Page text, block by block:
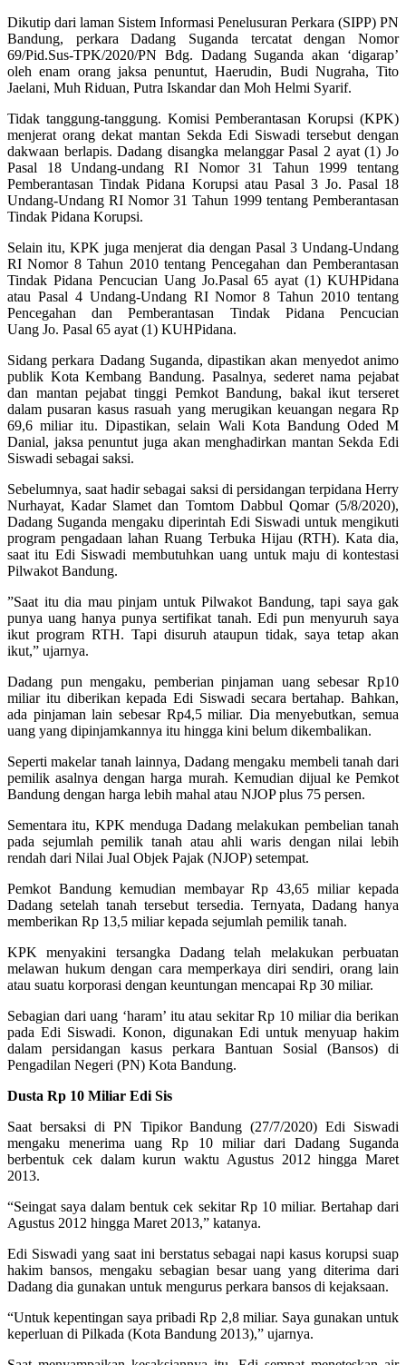
Dikutip dari laman Sistem Informasi Penelusuran Perkara (SIPP) PN
Bandung, perkara Dadang Suganda tercatat dengan Nomor
69/Pid.Sus-TPK/2020/PN Bdg. Dadang Suganda akan ‘digarap’
oleh enam orang jaksa penuntut, Haerudin, Budi Nugraha, Tito
Jaelani, Muh Riduan, Putra Iskandar dan Moh Helmi Syarif.
Tidak tanggung-tanggung. Komisi Pemberantasan Korupsi (KPK)
menjerat orang dekat mantan Sekda Edi Siswadi tersebut dengan
dakwaan berlapis. Dadang disangka melanggar Pasal 2 ayat (1) Jo
Pasal 18 Undang-undang RI Nomor 31 Tahun 1999 tentang
Pemberantasan Tindak Pidana Korupsi atau Pasal 3 Jo. Pasal 18
Undang-Undang RI Nomor 31 Tahun 1999 tentang Pemberantasan
Tindak Pidana Korupsi.
Selain itu, KPK juga menjerat dia dengan Pasal 3 Undang-Undang
RI Nomor 8 Tahun 2010 tentang Pencegahan dan Pemberantasan
Tindak Pidana Pencucian Uang Jo.Pasal 65 ayat (1) KUHPidana
atau Pasal 4 Undang-Undang RI Nomor 8 Tahun 2010 tentang
Pencegahan dan Pemberantasan Tindak Pidana Pencucian
Uang Jo. Pasal 65 ayat (1) KUHPidana.
Sidang perkara Dadang Suganda, dipastikan akan menyedot animo
publik Kota Kembang Bandung. Pasalnya, sederet nama pejabat
dan mantan pejabat tinggi Pemkot Bandung, bakal ikut terseret
dalam pusaran kasus rasuah yang merugikan keuangan negara Rp
69,6 miliar itu. Dipastikan, selain Wali Kota Bandung Oded M
Danial, jaksa penuntut juga akan menghadirkan mantan Sekda Edi
Siswadi sebagai saksi.
Sebelumnya, saat hadir sebagai saksi di persidangan terpidana Herry
Nurhayat, Kadar Slamet dan Tomtom Dabbul Qomar (5/8/2020),
Dadang Suganda mengaku diperintah Edi Siswadi untuk mengikuti
program pengadaan lahan Ruang Terbuka Hijau (RTH). Kata dia,
saat itu Edi Siswadi membutuhkan uang untuk maju di kontestasi
Pilwakot Bandung.
”Saat itu dia mau pinjam untuk Pilwakot Bandung, tapi saya gak
punya uang hanya punya sertifikat tanah. Edi pun menyuruh saya
ikut program RTH. Tapi disuruh ataupun tidak, saya tetap akan
ikut,” ujarnya.
Dadang pun mengaku, pemberian pinjaman uang sebesar Rp10
miliar itu diberikan kepada Edi Siswadi secara bertahap. Bahkan,
ada pinjaman lain sebesar Rp4,5 miliar. Dia menyebutkan, semua
uang yang dipinjamkannya itu hingga kini belum dikembalikan.
Seperti makelar tanah lainnya, Dadang mengaku membeli tanah dari
pemilik asalnya dengan harga murah. Kemudian dijual ke Pemkot
Bandung dengan harga lebih mahal atau NJOP plus 75 persen.
Sementara itu, KPK menduga Dadang melakukan pembelian tanah
pada sejumlah pemilik tanah atau ahli waris dengan nilai lebih
rendah dari Nilai Jual Objek Pajak (NJOP) setempat.
Pemkot Bandung kemudian membayar Rp 43,65 miliar kepada
Dadang setelah tanah tersebut tersedia. Ternyata, Dadang hanya
memberikan Rp 13,5 miliar kepada sejumlah pemilik tanah.
KPK menyakini tersangka Dadang telah melakukan perbuatan
melawan hukum dengan cara memperkaya diri sendiri, orang lain
atau suatu korporasi dengan keuntungan mencapai Rp 30 miliar.
Sebagian dari uang ‘haram’ itu atau sekitar Rp 10 miliar dia berikan
pada Edi Siswadi. Konon, digunakan Edi untuk menyuap hakim
dalam persidangan kasus perkara Bantuan Sosial (Bansos) di
Pengadilan Negeri (PN) Kota Bandung.
Dusta Rp 10 Miliar Edi Sis
Saat bersaksi di PN Tipikor Bandung (27/7/2020) Edi Siswadi
mengaku menerima uang Rp 10 miliar dari Dadang Suganda
berbentuk cek dalam kurun waktu Agustus 2012 hingga Maret
2013.
“Seingat saya dalam bentuk cek sekitar Rp 10 miliar. Bertahap dari
Agustus 2012 hingga Maret 2013,” katanya.
Edi Siswadi yang saat ini berstatus sebagai napi kasus korupsi suap
hakim bansos, mengaku sebagian besar uang yang diterima dari
Dadang dia gunakan untuk mengurus perkara bansos di kejaksaan.
“Untuk kepentingan saya pribadi Rp 2,8 miliar. Saya gunakan untuk
keperluan ‎di Pilkada (Kota Bandung 2013),” ujarnya.